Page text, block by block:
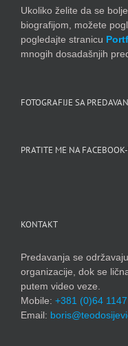
Ukoliko želite da se
biografijom, možete
pogledajte stranicu
mnogih dosadašnjih
FOTOGRAFIJE SA
PRATITE ME NA
KONTAKT
Predavanja se
organizacije, dok se
putem video veze.
Mobile: +381 (0)64
Email: